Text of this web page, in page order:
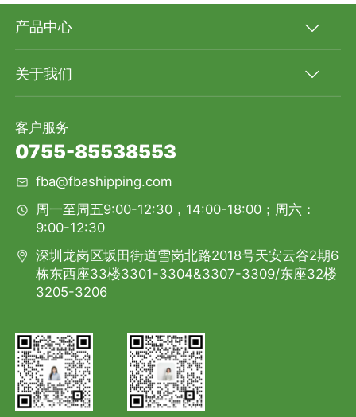
产品中心
关于我们
客户服务
0755-85538553
fba@fbashipping.com
周一至周五9:00-12:30，14:00-18:00；周六：
9:00-12:30
深圳龙岗区坂田街道雪岗北路2018号天安云谷2期6
栋东西座33楼3301-3304&3307-3309/东座32楼
3205-3206